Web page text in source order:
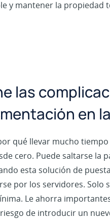
y mantener la propiedad
las
en
qué llevar mucho
cero. Puede saltarse la
esta solución de
por los servidores. Solo
Le ahorra
de introducir un